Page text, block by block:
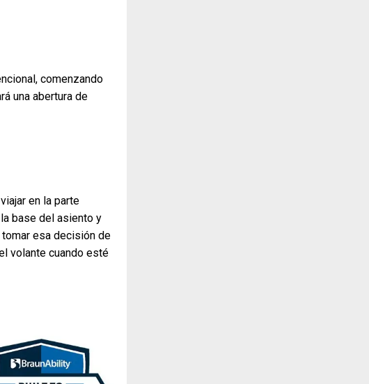
comenzando
una abertura de
en la parte
base del asiento y
esa decisión de
volante cuando esté